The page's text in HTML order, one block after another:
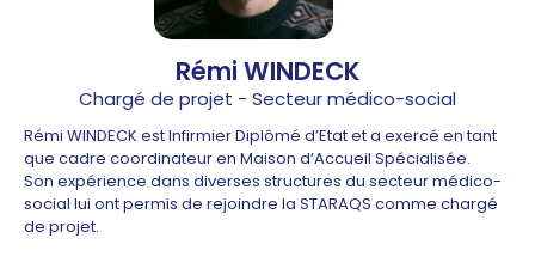
Rémi WINDECK
Chargé de projet - Secteur médico-social
Rémi WINDECK est Infirmier Diplômé d’Etat et a exercé en tant
que cadre coordinateur en Maison d’Accueil Spécialisée.
Son expérience dans diverses structures du secteur médico-
social lui ont permis de rejoindre la STARAQS comme chargé
de projet.